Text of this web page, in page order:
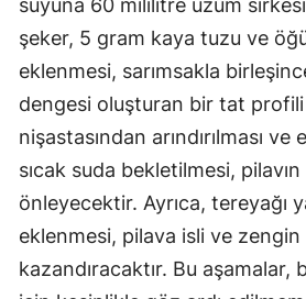
şeker, 5 gram kaya tuzu ve
eklenmesi, sarımsakla
dengesi oluşturan bir tat
nişastasından arındırılması
sıcak suda bekletilmesi, pilavın
önleyecektir. Ayrıca, tereyağı
eklenmesi, pilava isli ve
kazandıracaktır. Bu aşamalar,